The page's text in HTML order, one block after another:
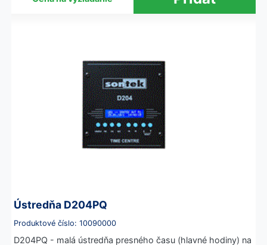
Ústredňa D204PQ
Produktové číslo: 10090000
D204PQ - malá ústredňa presného času (hlavné hodiny) na